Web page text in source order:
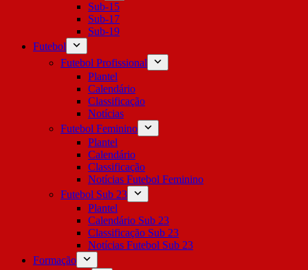
Sub-15
Sub-17
Sub-19
Futebol
Futebol Profissional
Plantel
Calendário
Classificação
Notícias
Futebol Feminino
Plantel
Calendário
Classificação
Notícias Futebol Feminino
Futebol Sub 23
Plantel
Calendário Sub 23
Classificação Sub 23
Notícias Futebol Sub 23
Formação